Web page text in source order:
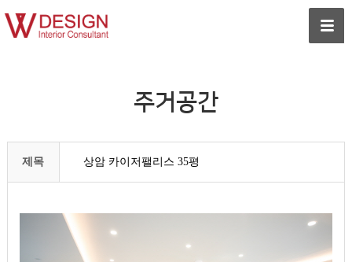
주거공간
제목 상암 카이저팰리스 35평